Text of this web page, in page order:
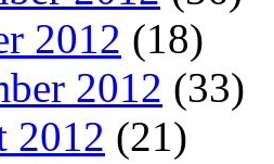
2012 (18)
2012 (33)
2012 (21)